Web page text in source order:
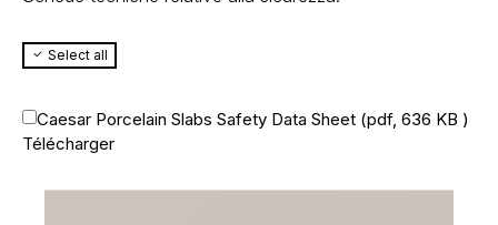
Select all
Caesar Porcelain Slabs Safety Data Sheet (pdf, 636 KB )
Télécharger